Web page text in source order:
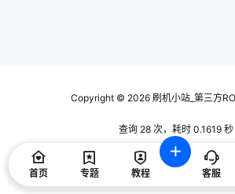
Copyright © 2026刷机小站_第三方
查询 28 次，耗时 0.1619 秒
首页 专题 教程 客服